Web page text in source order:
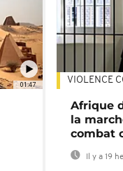
01:47 VIOLENCE
Afrique
la
combat
Il y a 19